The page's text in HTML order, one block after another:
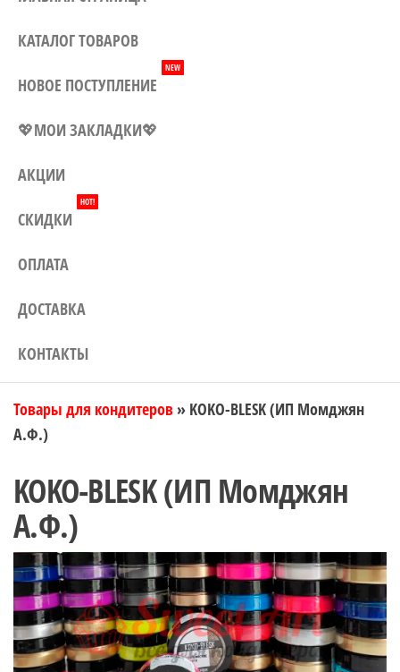
КАТАЛОГ ТОВАРОВ
НОВОЕ ПОСТУПЛЕНИЕ
NEW
💖МОИ ЗАКЛАДКИ💖
АКЦИИ
СКИДКИ
HOT!
ОПЛАТА
ДОСТАВКА
КОНТАКТЫ
Товары для кондитеров » KOKO-BLESK (ИП Момджян
А.Ф.)
KOKO-BLESK (ИП Момджян
А.Ф.)